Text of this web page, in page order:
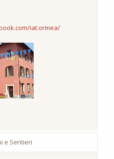
iat.ormea/
e Sentieri